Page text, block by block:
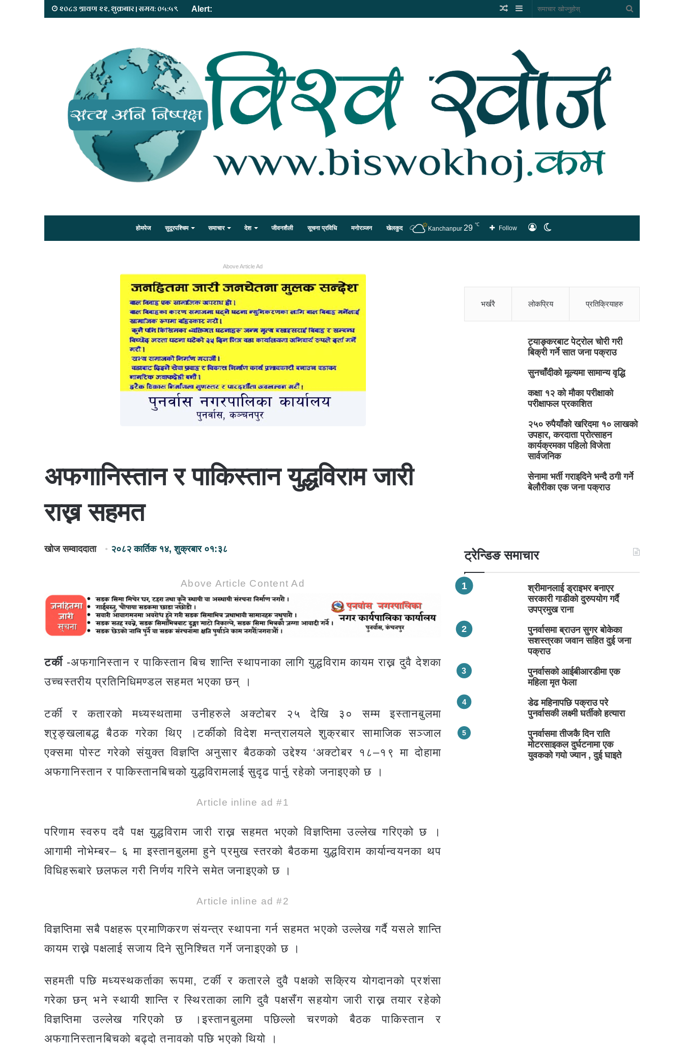
२०८३ श्रावण २२, शुक्रबार | समय: ०५:५९ Alert: Sidebar
Random
होमपेज सुदूरपश्चिम समाचार देश जीवनशैली सूचना प्रविधि मनोरञ्जन खेलकुद लगइन
Follow
Kanchanpur 29 ℃
Above Article Ad
अफगानिस्तान र पाकिस्तान युद्धविराम जारी
राख्न सहमत
खोज सम्वाददाता २०८२ कार्तिक १४, शुक्रबार ०१:३८
Above Article Content Ad
टर्की -अफगानिस्तान र पाकिस्तान बिच शान्ति स्थापनाका लागि युद्धविराम कायम राख्न दुवै देशका
उच्चस्तरीय प्रतिनिधिमण्डल सहमत भएका छन् ।
टर्की र कतारको मध्यस्थतामा उनीहरुले अक्टोबर २५ देखि ३० सम्म इस्तानबुलमा
श्रृङ्खलाबद्ध बैठक गरेका थिए ।टर्कीको विदेश मन्त्रालयले शुक्रबार सामाजिक सञ्जाल
एक्समा पोस्ट गरेको संयुक्त विज्ञप्ति अनुसार बैठकको उद्देश्य ‘अक्टोबर १८–१९ मा दोहामा
अफगानिस्तान र पाकिस्तानबिचको युद्धविरामलाई सुदृढ पार्नु रहेको जनाइएको छ ।
Article inline ad #1
परिणाम स्वरुप दवै पक्ष युद्धविराम जारी राख्न सहमत भएको विज्ञप्तिमा उल्लेख गरिएको छ ।
आगामी नोभेम्बर– ६ मा इस्तानबुलमा हुने प्रमुख स्तरको बैठकमा युद्धविराम कार्यान्वयनका थप
विधिहरूबारे छलफल गरी निर्णय गरिने समेत जनाइएको छ ।
Article inline ad #2
विज्ञप्तिमा सबै पक्षहरू प्रमाणिकरण संयन्त्र स्थापना गर्न सहमत भएको उल्लेख गर्दै यसले शान्ति
कायम राख्ने पक्षलाई सजाय दिने सुनिश्चित गर्ने जनाइएको छ ।
सहमती पछि मध्यस्थकर्ताका रूपमा, टर्की र कतारले दुवै पक्षको सक्रिय योगदानको प्रशंसा
गरेका छन् भने स्थायी शान्ति र स्थिरताका लागि दुवै पक्षसँग सहयोग जारी राख्न तयार रहेको
विज्ञप्तिमा उल्लेख गरिएको छ ।इस्तानबुलमा पछिल्लो चरणको बैठक पाकिस्तान र
अफगानिस्तानबिचको बढ्दो तनावको पछि भएको थियो ।
भर्खरै लोकप्रिय प्रतिक्रियाहरु
ट्याङ्करबाट पेट्रोल चोरी गरी
बिक्री गर्ने सात जना पक्राउ
सुनचाँदीको मूल्यमा सामान्य वृद्धि
कक्षा १२ को मौका परीक्षाको
परीक्षाफल प्रकाशित
२५० रुपैयाँको खरिदमा १० लाखको
उपहार, करदाता प्रोत्साहन
कार्यक्रमका पहिलो विजेता
सार्वजनिक
सेनामा भर्ती गराइदिने भन्दै ठगी गर्ने
बेलौरीका एक जना पक्राउ
ट्रेन्डिङ समाचार
श्रीमानलाई ड्राइभर बनाएर
सरकारी गाडीको दुरुपयोग गर्दै
उपप्रमुख राना
पुनर्वासमा ब्राउन सुगर बोकेका
सशस्त्रका जवान सहित दुई जना
पक्राउ
पुनर्वासको आईबीआरडीमा एक
महिला मृत फेला
डेढ महिनापछि पक्राउ परे
पुनर्वासकी लक्ष्मी घर्तीको हत्यारा
पुनर्वासमा तीजकै दिन राति
मोटरसाइकल दुर्घटनामा एक
युवकको गयो ज्यान , दुई घाइते